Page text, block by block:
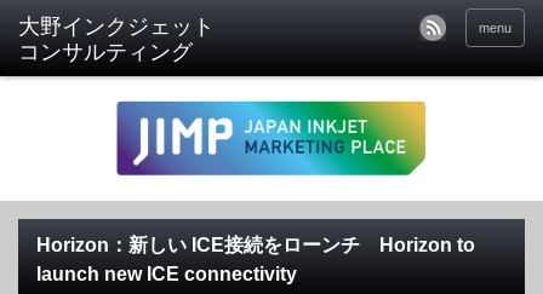
menu
Horizon：新しい ICE接続をローンチ Horizon to
launch new ICE connectivity